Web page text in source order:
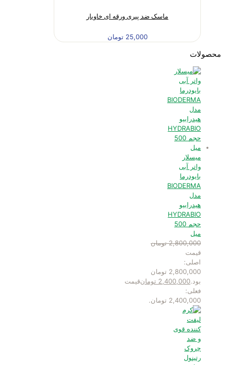
ماسک ضد پیری ورقه ای خاویار
25,000 تومان
محصولات
میسلار
واتر آبی
بایودرما
BIODERMA
مدل
هیدرابیو
HYDRABIO
حجم 500
میل
2,800,000 تومان
قیمت
اصلی:
2,800,000 تومان
بود.2,400,000 تومانقیمت
فعلی:
2,400,000 تومان.